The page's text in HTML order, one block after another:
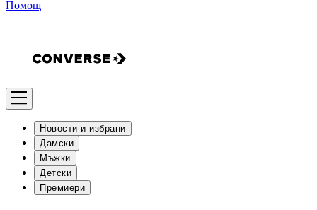
Помощ
Новости и избрани
Дамски
Мъжки
Детски
Премиери